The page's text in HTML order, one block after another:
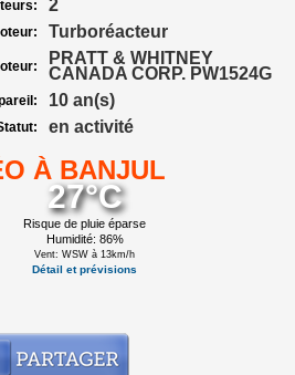
2
Turboréacteur
PRATT & WHITNEY
CANADA CORP. PW1524G
10 an(s)
en activité
À BANJUL
27°C
Risque de pluie éparse
Humidité: 86%
Vent: WSW à 13km/h
Détail et prévisions